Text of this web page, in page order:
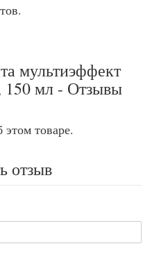
мультиэффект
мл - Отзывы
товаре.
отзыв